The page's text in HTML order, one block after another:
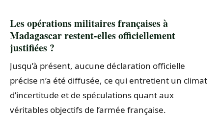
Les opérations militaires françaises à
Madagascar restent-elles officiellement
justifiées ?
Jusqu’à présent, aucune déclaration officielle
précise n’a été diffusée, ce qui entretient un climat
d’incertitude et de spéculations quant aux
véritables objectifs de l’armée française.